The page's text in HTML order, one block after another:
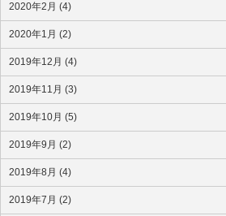
2020年2月 (4)
2020年1月 (2)
2019年12月 (4)
2019年11月 (3)
2019年10月 (5)
2019年9月 (2)
2019年8月 (4)
2019年7月 (2)